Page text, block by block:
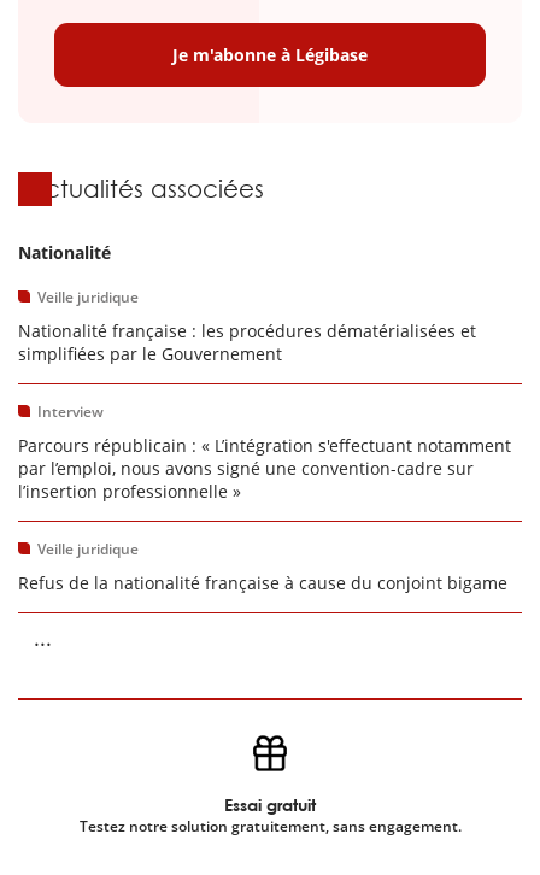
Je m'abonne à Légibase
Actualités associées
Nationalité
Veille juridique
Nationalité française : les procédures dématérialisées et
simplifiées par le Gouvernement
Interview
Parcours républicain : « L’intégration s'effectuant notamment
par l’emploi, nous avons signé une convention-cadre sur
l’insertion professionnelle »
Veille juridique
Refus de la nationalité française à cause du conjoint bigame
...
Essai gratuit
Testez notre solution gratuitement, sans engagement.